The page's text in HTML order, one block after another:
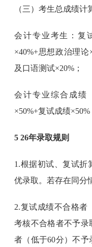
（三）考生总成绩计
会计专业考生：复
×40%+思想政治理论
及口语测试×20%；
会计专业综合成绩
×50%+复试成绩×50%
5 26年录取规则
1.根据初试、复试折
优录取。若存在同分
2.复试成绩不合格者
考核不合格者不予录
者（低于60分）不